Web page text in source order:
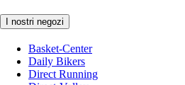
I nostri negozi
Basket-Center
Daily Bikers
Direct Running